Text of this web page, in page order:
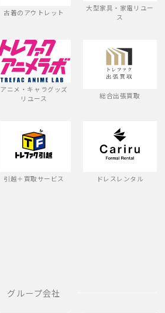
古着のアウトレット
大型家具・家電リユー
ス
アニメ・キャラグッズ
リユース
総合出張買取
引越＋買取サービス ドレスレンタル
グループ会社